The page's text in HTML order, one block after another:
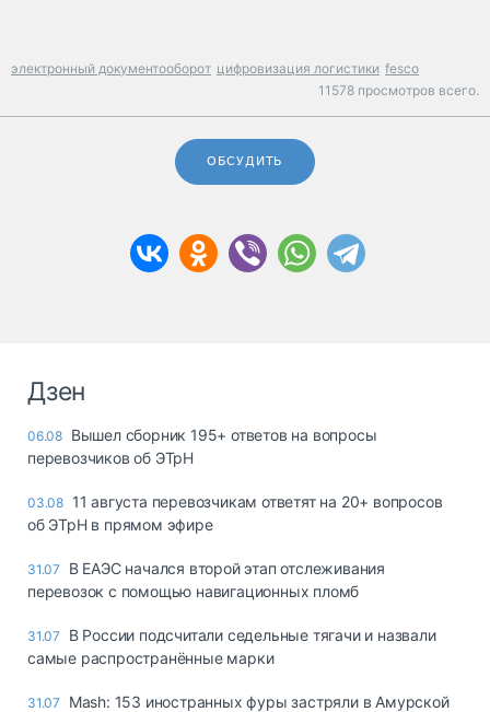
электронный документооборот цифровизация логистики fesco
11578 просмотров всего.
ОБСУДИТЬ
Дзен
06.08 Вышел сборник 195+ ответов на вопросы
перевозчиков об ЭТрН
03.08 11 августа перевозчикам ответят на 20+ вопросов
об ЭТрН в прямом эфире
31.07
В ЕАЭС начался второй этап отслеживания
перевозок с помощью навигационных пломб
31.07
В России подсчитали седельные тягачи и назвали
самые распространённые марки
31.07
Mash: 153 иностранных фуры застряли в Амурской